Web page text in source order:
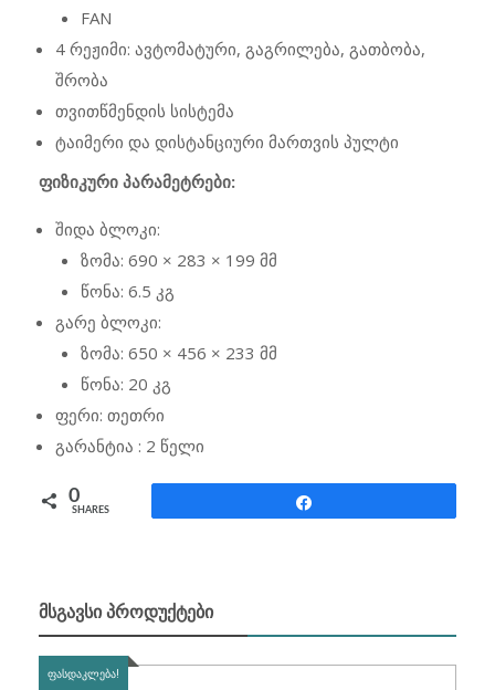
FAN
4 რეჟიმი: ავტომატური, გაგრილება, გათბობა,
შრობა
თვითწმენდის სისტემა
ტაიმერი და დისტანციური მართვის პულტი
ფიზიკური პარამეტრები:
შიდა ბლოკი:
ზომა: 690 × 283 × 199 მმ
წონა: 6.5 კგ
გარე ბლოკი:
ზომა: 650 × 456 × 233 მმ
წონა: 20 კგ
ფერი: თეთრი
გარანტია : 2 წელი
0
SHARES
ᲛᲡᲒᲐᲕᲡᲘ ᲞᲠᲝᲓᲣᲥᲢᲔᲑᲘ
ᲤᲐᲡᲓᲐᲙᲚᲔᲑᲐ!